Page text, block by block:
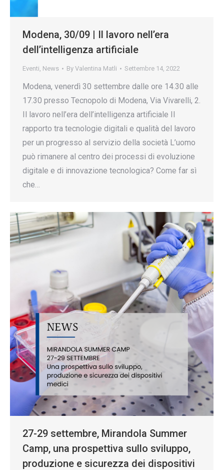
Modena, 30/09 | Il lavoro nell’era
dell’intelligenza artificiale
Eventi, News By Valentina Matli Settembre 14, 2022
Modena, venerdì 30 settembre dalle ore 14.30 alle
17.30 presso Tecnopolo di Modena, Via Vivarelli, 2.
Il lavoro nell’era dell’intelligenza artificiale Il
rapporto tra tecnologie digitali e qualità del lavoro
per un progresso al servizio della società L’uomo
può rimanere al centro dei processi di evoluzione
digitale e di innovazione tecnologica? Come far sì
che…
27-29 settembre, Mirandola Summer
Camp, una prospettiva sullo sviluppo,
produzione e sicurezza dei dispositivi